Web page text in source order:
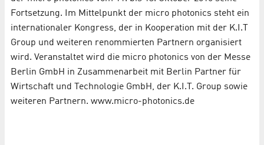
Fortsetzung. Im Mittelpunkt der micro photonics steht ein
internationaler Kongress, der in Kooperation mit der K.I.T
Group und weiteren renommierten Partnern organisiert
wird. Veranstaltet wird die micro photonics von der Messe
Berlin GmbH in Zusammenarbeit mit Berlin Partner für
Wirtschaft und Technologie GmbH, der K.I.T. Group sowie
weiteren Partnern. www.micro-photonics.de